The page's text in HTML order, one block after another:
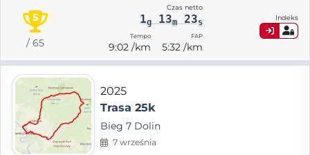
5
/ 65
Czas netto
1g13m23s
Tempo
9:02 /km
FAP
5:32 /km
Indeks
2025
Trasa 25k
Bieg 7 Dolin
7 września